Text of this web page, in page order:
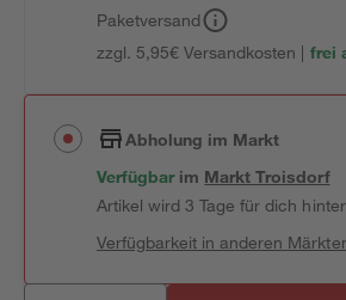
Paketversand
zzgl. 5,95€ Versandkosten | frei
Abholung im Markt
Verfügbar im MarktTroisdorf
Artikel wird 3 Tage für dich
Verfügbarkeit in anderen